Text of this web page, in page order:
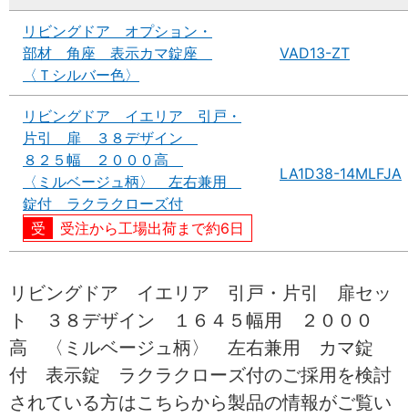
リビングドア オプション・
部材 角座 表示カマ錠座
〈Ｔシルバー色〉
VAD13-ZT
リビングドア イエリア 引戸・
片引 扉 ３８デザイン
８２５幅 ２０００高
〈ミルベージュ柄〉 左右兼用
錠付 ラクラクローズ付
受注から工場出荷まで約6日
LA1D38-14MLFJA
リビングドア イエリア 引戸・片引 扉セッ
ト ３８デザイン １６４５幅用 ２０００
高 〈ミルベージュ柄〉 左右兼用 カマ錠
付 表示錠 ラクラクローズ付のご採用を検討
されている方はこちらから製品の情報がご覧い